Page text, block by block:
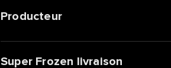
Producteur
Super Frozen livraison